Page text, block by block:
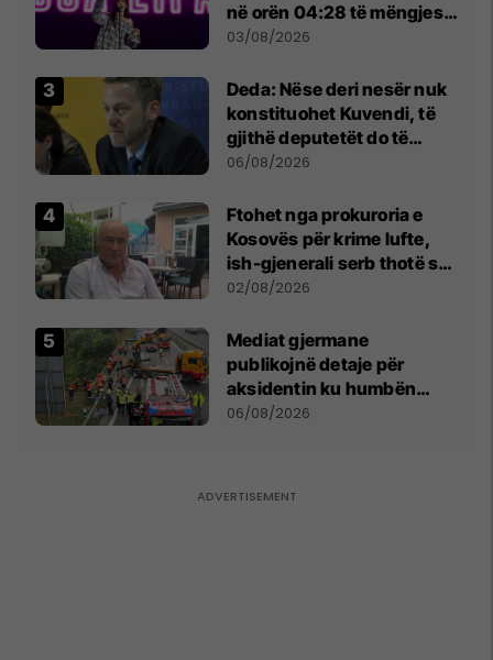
në orën 04:28 të mëngjesit
- dhe bota digjitale serbe
03/08/2026
Deda: Nëse deri nesër nuk
konstituohet Kuvendi, të
gjithë deputetët do të
bëjnë shkelje të rëndë
06/08/2026
Ftohet nga prokuroria e
Kosovës për krime lufte,
ish-gjenerali serb thotë se
dikush e tradhtoi në
02/08/2026
Mediat gjermane
publikojnë detaje për
aksidentin ku humbën
jetën tre mërgimtarë nga
06/08/2026